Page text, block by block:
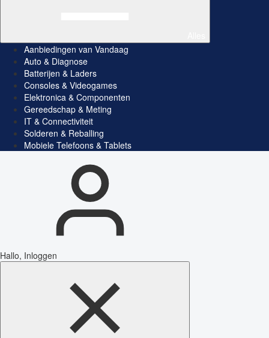
Aanbiedingen van Vandaag
Auto & Diagnose
Batterijen & Laders
Consoles & Videogames
Elektronica & Componenten
Gereedschap & Meting
IT & Connectiviteit
Solderen & Reballing
Mobiele Telefoons & Tablets
Hallo, Inloggen